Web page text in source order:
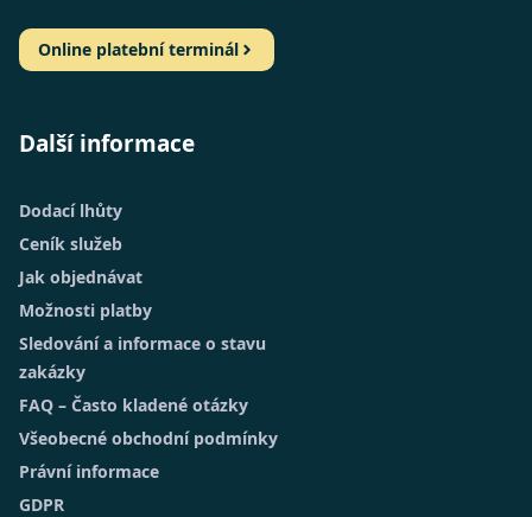
Online platební terminál
Další informace
Dodací lhůty
Ceník služeb
Jak objednávat
Možnosti platby
Sledování a informace o stavu
zakázky
FAQ – Často kladené otázky
Všeobecné obchodní podmínky
Právní informace
GDPR